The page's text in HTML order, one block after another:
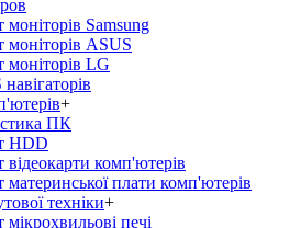
моніторів Samsung
моніторів ASUS
моніторів LG
+
ПК
HDD
відеокарти комп'ютерів
материнської плати комп'ютерів
техніки+
печі